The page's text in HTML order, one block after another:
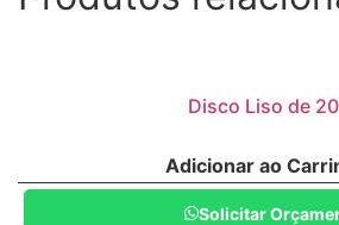
Disco Liso de
Adicionar ao
Solicitar